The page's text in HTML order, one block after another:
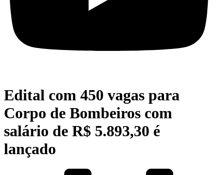
Edital com 450 vagas para
Corpo de Bombeiros com
salário de R$ 5.893,30 é
lançado